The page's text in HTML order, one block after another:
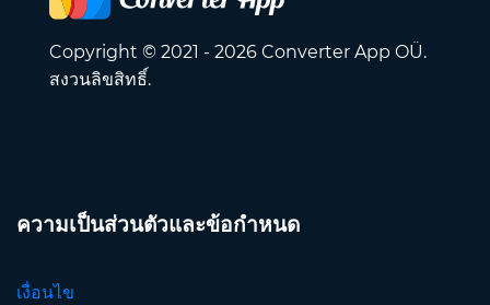
Copyright © 2021 - 2026 Converter App OÜ.
สงวนลิขสิทธิ์.
ความเป็นส่วนตัวและข้อกำหนด
เงื่อนไข